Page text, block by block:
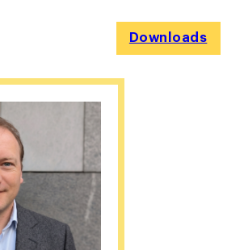
Downloads